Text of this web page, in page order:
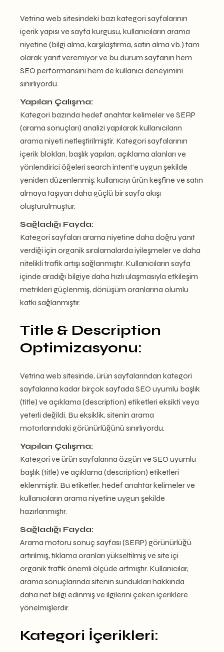
Vetrina web sitesindeki bazı kategori sayfalarının
içerik yapısı ve sayfa kurgusu, kullanıcıların arama
niyetine (bilgi alma, karşılaştırma, satın alma vb.) tam
olarak yanıt veremiyor ve bu durum sayfanın hem
SEO performansını hem de kullanıcı deneyimini
sınırlıyordu.
Yapılan Çalışma:
Kategori bazında hedef anahtar kelimeler ve SERP
(arama sonuçları) analizi yapılarak kullanıcıların
arama niyeti netleştirilmiştir. Kategori sayfalarının
içerik blokları, başlık yapıları, açıklama alanları ve
yönlendirici öğeleri search intent’e uygun şekilde
yeniden düzenlenmiş; kullanıcıyı ürün keşfine ve satın
almaya taşıyan daha güçlü bir sayfa akışı
oluşturulmuştur.
Sağladığı Fayda:
Kategori sayfaları arama niyetine daha doğru yanıt
verdiği için organik sıralamalarda iyileşmeler ve daha
nitelikli trafik artışı sağlanmıştır. Kullanıcıların sayfa
içinde aradığı bilgiye daha hızlı ulaşmasıyla etkileşim
metrikleri güçlenmiş, dönüşüm oranlarına olumlu
katkı sağlanmıştır.
Title & Description
Optimizasyonu:
Vetrina web sitesinde, ürün sayfalarından kategori
sayfalarına kadar birçok sayfada SEO uyumlu başlık
(title) ve açıklama (description) etiketleri eksikti veya
yeterli değildi. Bu eksiklik, sitenin arama
motorlarındaki görünürlüğünü sınırlıyordu.
Yapılan Çalışma:
Kategori ve ürün sayfalarına özgün ve SEO uyumlu
başlık (title) ve açıklama (description) etiketleri
eklenmiştir. Bu etiketler, hedef anahtar kelimeler ve
kullanıcıların arama niyetine uygun şekilde
hazırlanmıştır.
Sağladığı Fayda:
Arama motoru sonuç sayfası (SERP) görünürlüğü
artırılmış, tıklama oranları yükseltilmiş ve site içi
organik trafik önemli ölçüde artmıştır. Kullanıcılar,
arama sonuçlarında sitenin sundukları hakkında
daha net bilgi edinmiş ve ilgilerini çeken içeriklere
yönelmişlerdir.
Kategori İçerikleri: